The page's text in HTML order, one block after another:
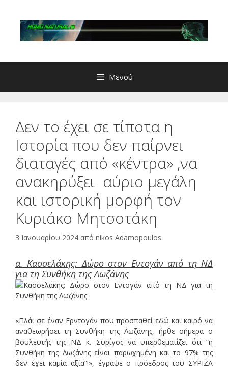
περιεχόμενο
Μενού
Δεν το έχει σε τίποτα η
Ιστορία που δεν παίρνει
διαταγές από «κέντρα» ,να
ανακηρύξει αύριο μεγάλη
και ιστορική μορφή τον
Κυριάκο Μητσοτάκη
3 Ιανουαρίου 2024 από nikos Adamopoulos
α. Κασσελάκης: Δώρο στον Εντογάν από τη ΝΔ
για τη Συνθήκη της Λωζάνης
«Πλάι σε έναν Ερντογάν που προσπαθεί εδώ και καιρό να
αναθεωρήσει τη Συνθήκη της Λωζάνης, ήρθε σήμερα ο
βουλευτής της ΝΔ κ. Συρίγος να υπερθεματίζει ότι “η
Συνθήκη της Λωζάνης είναι παρωχημένη και το 97% της
δεν έχει καμία αξία”!», έγραψε ο πρόεδρος του ΣΥΡΙΖΑ